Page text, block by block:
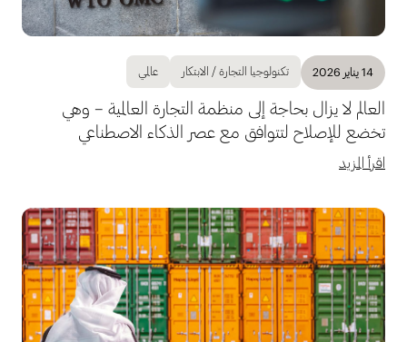
14 يناير 2026 تكنولوجيا التجارة / الابتكار عالمي
العالم لا يزال بحاجة إلى منظمة التجارة العالمية – وهي
تخضع للإصلاح لتتوافق مع عصر الذكاء الاصطناعي
اقرأ المزيد